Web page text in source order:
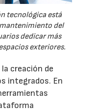
tecnológica está
del
dedicar más
exteriores.
creación de
integrados. En